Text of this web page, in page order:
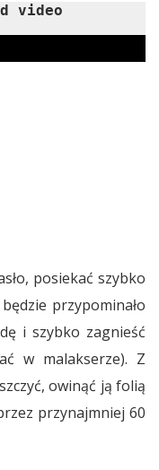
video
posiekać szybko
przypominało
i szybko zagnieść
w malakserze). Z
owinąć ją folią
przynajmniej 60